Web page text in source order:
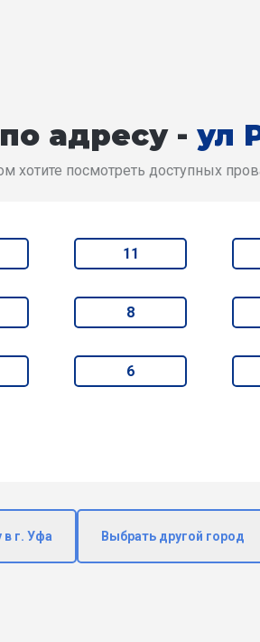
адресу - ул
хотите посмотреть доступных
11
8
6
в г. Уфа Выбрать другой город